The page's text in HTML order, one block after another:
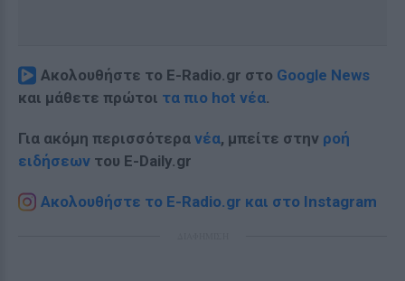
Ακολουθήστε το E-Radio.gr στο Google News
και μάθετε πρώτοι τα πιο hot νέα.
Για ακόμη περισσότερα νέα, μπείτε στην ροή
ειδήσεων του E-Daily.gr
Ακολουθήστε το E-Radio.gr και στο Instagram